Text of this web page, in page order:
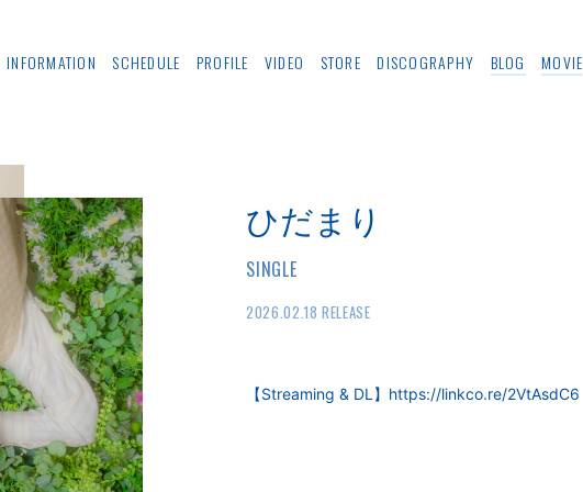
INFORMATION SCHEDULE PROFILE VIDEO STORE DISCOGRAPHY BLOG MOVIE
ひだまり
SINGLE
2026.02.18 RELEASE
【Streaming & DL】 https://linkco.re/2VtAsdC6